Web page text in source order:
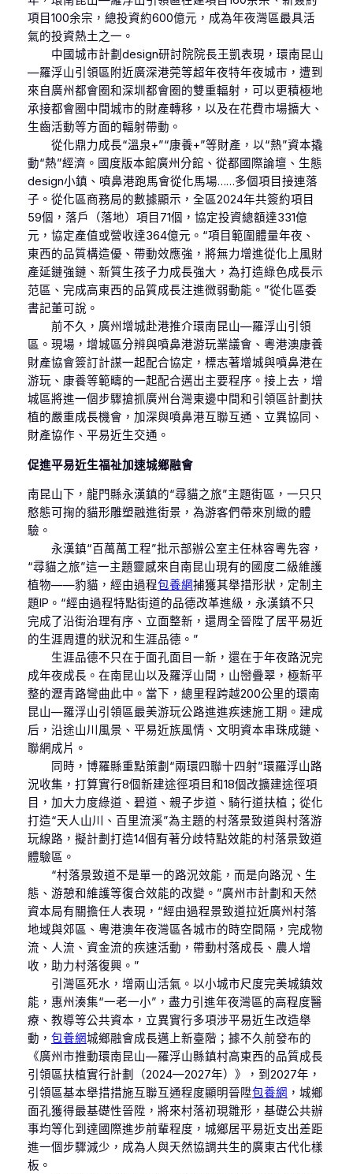
項目100余宗，總投資約600億元，成為年夜灣區最具活
氣的投資熱土之一。
中國城市計劃design研討院院長王凱表現，環南昆山
—羅浮山引領區附近廣深港莞等超年夜特年夜城市，遭到
來自廣州都會圈和深圳都會圈的雙重輻射，可以更積極地
承接都會圈中間城市的財產轉移，以及在花費市場擴大、
生齒活動等方面的輻射帶動。
從化鼎力成長“溫泉+”“康養+”等財產，以“熱”資本撬
動“熱”經濟。國度版本館廣州分館、從都國際論壇、生態
design小鎮、噴鼻港跑馬會從化馬場……多個項目接連落
子。從化區商務局的數據顯示，全區2024年共簽約項目
59個，落戶（落地）項目71個，協定投資總額達331億
元，協定產值或營收達364億元。“項目範圍體量年夜、
東西的品質構造優、帶動效應強，將無力增進從化上風財
產延鏈強鏈、新質生孩子力成長強大，為打造綠色成長示
范區、完成高東西的品質成長注進微弱動能。”從化區委
書記董可說。
前不久，廣州增城赴港推介環南昆山—羅浮山引領
區。現場，增城區分辨與噴鼻港游玩業議會、粵港澳康養
財產協會簽訂計謀一起配合協定，標志著增城與噴鼻港在
游玩、康養等範疇的一起配合邁出主要程序。接上去，增
城區將進一個步驟搶抓廣州台灣東邊中間和引領區計劃扶
植的嚴重成長機會，加深與噴鼻港互聯互通、立異協同、
財產協作、平易近生交通。
促進平易近生福祉加速城鄉融會
南昆山下，龍門縣永漢鎮的“尋貓之旅”主題街區，一只只
憨態可掬的貓形雕塑融進街景，為游客們帶來別緻的體
驗。
永漢鎮“百萬萬工程”批示部辦公室主任林容粵先容，
“尋貓之旅”這一主題靈感來自南昆山現有的國度二級維護
植物——豹貓，經由過程包養網捕獲其舉措形狀，定制主
題IP。“經由過程特點街道的品德改革進級，永漢鎮不只
完成了沿街治理有序、立面整新，還周全晉陞了居平易近
的生涯周遭的狀況和生涯品德。”
生涯品德不只在于面孔面目一新，還在于年夜路況完
成年夜成長。在南昆山以及羅浮山間，山巒疊翠，極新平
整的瀝青路彎曲此中。當下，總里程跨越200公里的環南
昆山—羅浮山引領區最美游玩公路進進疾速施工期。建成
后，沿途山川風景、平易近族風情、文明資本串珠成鏈、
聯網成片。
同時，博羅縣重點策劃“兩環四聯十四射”環羅浮山路
況收集，打算實行8個新建途徑項目和18個改擴建途徑項
目，加大力度綠道、碧道、親子步道、騎行道扶植；從化
打造“天人山川、百里流溪”為主題的村落景致道與村落游
玩線路，擬計劃打造14個有著分歧特點效能的村落景致道
體驗區。
“村落景致道不是單一的路況效能，而是向路況、生
態、游憩和維護等復合效能的改變。”廣州市計劃和天然
資本局有關擔任人表現，“經由過程景致道拉近廣州村落
地域與郊區、粵港澳年夜灣區各城市的時空間隔，完成物
流、人流、資金流的疾速活動，帶動村落成長、農人增
收，助力村落復興。”
引灣區死水，增兩山活氣。以小城市尺度完美城鎮效
能，惠州湊集“一老一小”，盡力引進年夜灣區的高程度醫
療、教導等公共資本，立異實行多項涉平易近生改造舉
動， 包養網城鄉融會成長邁上新臺階；據不久前發布的
《廣州市推動環南昆山—羅浮山縣鎮村高東西的品質成長
引領區扶植實行計劃（2024—2027年）》，到2027年，
引領區基本舉措措施互聯互通程度顯明晉陞包養網 ，城鄉
面孔獲得最基礎性晉陞，將來村落初現雛形，基礎公共辦
事均等化到達國際進步前輩程度，城鄉居平易近支出差距
進一個步驟減少，成為人與天然協調共生的廣東古代化樣
板。